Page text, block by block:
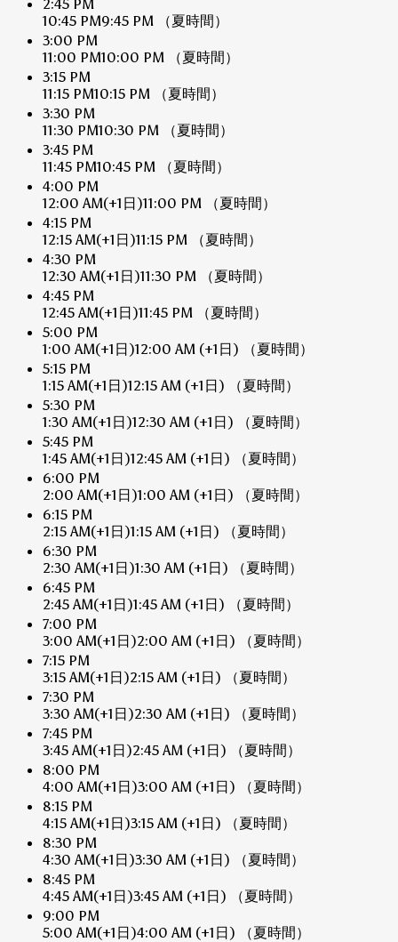
2:45 PM
10:45 PM9:45 PM
（夏時間）
3:00 PM
11:00 PM10:00 PM
（夏時間）
3:15 PM
11:15 PM10:15 PM
（夏時間）
3:30 PM
11:30 PM10:30 PM
（夏時間）
3:45 PM
11:45 PM10:45 PM
（夏時間）
4:00 PM
12:00 AM(+1日)11:00 PM
（夏時間）
4:15 PM
12:15 AM(+1日)11:15 PM
（夏時間）
4:30 PM
12:30 AM(+1日)11:30 PM
（夏時間）
4:45 PM
12:45 AM(+1日)11:45 PM
（夏時間）
5:00 PM
1:00 AM(+1日)12:00 AM (+1日)
（夏時間）
5:15 PM
1:15 AM(+1日)12:15 AM (+1日)
（夏時間）
5:30 PM
1:30 AM(+1日)12:30 AM (+1日)
（夏時間）
5:45 PM
1:45 AM(+1日)12:45 AM (+1日)
（夏時間）
6:00 PM
2:00 AM(+1日)1:00 AM (+1日)
（夏時間）
6:15 PM
2:15 AM(+1日)1:15 AM (+1日)
（夏時間）
6:30 PM
2:30 AM(+1日)1:30 AM (+1日)
（夏時間）
6:45 PM
2:45 AM(+1日)1:45 AM (+1日)
（夏時間）
7:00 PM
3:00 AM(+1日)2:00 AM (+1日)
（夏時間）
7:15 PM
3:15 AM(+1日)2:15 AM (+1日)
（夏時間）
7:30 PM
3:30 AM(+1日)2:30 AM (+1日)
（夏時間）
7:45 PM
3:45 AM(+1日)2:45 AM (+1日)
（夏時間）
8:00 PM
4:00 AM(+1日)3:00 AM (+1日)
（夏時間）
8:15 PM
4:15 AM(+1日)3:15 AM (+1日)
（夏時間）
8:30 PM
4:30 AM(+1日)3:30 AM (+1日)
（夏時間）
8:45 PM
4:45 AM(+1日)3:45 AM (+1日)
（夏時間）
9:00 PM
5:00 AM(+1日)4:00 AM (+1日)
（夏時間）